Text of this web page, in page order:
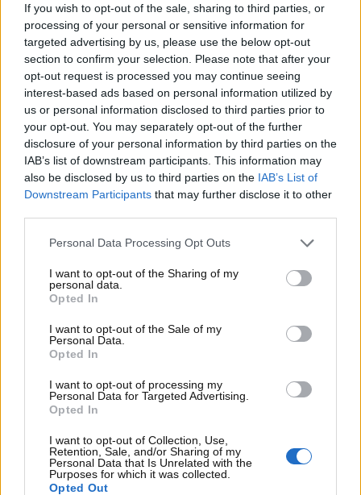
If you wish to opt-out of the sale, sharing to third parties, or
processing of your personal or sensitive information for
targeted advertising by us, please use the below opt-out
section to confirm your selection. Please note that after your
opt-out request is processed you may continue seeing
interest-based ads based on personal information utilized by
us or personal information disclosed to third parties prior to
your opt-out. You may separately opt-out of the further
disclosure of your personal information by third parties on the
IAB’s list of downstream participants. This information may
also be disclosed by us to third parties on the IAB’s List of
Downstream Participants that may further disclose it to other
Personal Data Processing Opt Outs
I want to opt-out of the Sharing of my
personal data.
Opted In
I want to opt-out of the Sale of my
Personal Data.
Opted In
I want to opt-out of processing my
Personal Data for Targeted Advertising.
Opted In
I want to opt-out of Collection, Use,
Retention, Sale, and/or Sharing of my
Personal Data that Is Unrelated with the
Purposes for which it was collected.
Opted Out
Verstappen e l’attesa per suo
figlio: c’è l’annuncio
Max Verstappen e la sua Kelly Piquet sono pronti ad
accogliere il loro primo figlio: i rumors di questi
giorni parlano di un’attesa che dovrebbe concludersi
proprio a ridosso del primo impegno di stagione, nel
Gran Premio d’Australia, a Melbourne.
Max Verstappen e l’attesa per il primo figlio: c’è
l’annuncio sul possibile stop da parte del quattro
volte campione del Mondo di Formula Uno –
www.motorinews24.com